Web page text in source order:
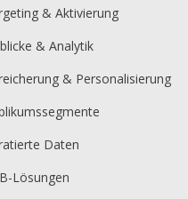
& Aktivierung
& Analytik
& Personalisierung
Daten
Lösungen